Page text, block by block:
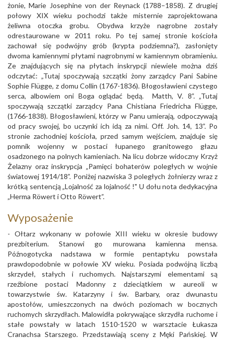
żonie, Marie Josephine von der Reynack (1788–1858). Z drugiej
połowy XIX wieku pochodzi także misternie zaprojektowana
żeliwna otoczka grobu. Obydwa krzyże nagrobne zostały
odrestaurowane w 2011 roku. Po tej samej stronie kościoła
zachował się podwójny grób (krypta podziemna?), zasłonięty
dwoma kamiennymi płytami nagrobnymi w kamiennym obramieniu.
Ze znajdujących się na płytach inskrypcji niewiele można dziś
odczytać: „Tutaj spoczywają szczątki żony zarządcy Pani Sabine
Sophie Flügge, z domu Collin (1767-1836). Błogosławieni czystego
serca, albowiem oni Boga oglądać będą. Matth, V. 8”. „Tutaj
spoczywają szczątki zarządcy Pana Chistiana Friedricha Flügge,
(1766-1838). Błogosławieni, którzy w Panu umierają, odpoczywają
od pracy swojej, bo uczynki ich idą za nimi. Off. Joh. 14, 13”. Po
stronie zachodniej kościoła, przed samym wejściem, znajduje się
pomnik wojenny w postaci łupanego granitowego głazu
osadzonego na polnych kamieniach. Na licu dobrze widoczny Krzyż
Żelazny oraz inskrypcja „Pamięci bohaterów poległych w wojnie
światowej 1914/18”. Poniżej nazwiska 3 poległych żołnierzy wraz z
krótką sentencją „Lojalność za lojalność !" U dołu nota dedykacyjna
„Herma Röwert i Otto Röwert”.
Wyposażenie
- Ołtarz wykonany w połowie XIII wieku w okresie budowy
prezbiterium. Stanowi go murowana kamienna mensa.
Późnogotycka nadstawa w formie pentaptyku powstała
prawdopodobnie w połowie XV wieku. Posiada podwójną liczbą
skrzydeł, stałych i ruchomych. Najstarszymi elementami są
rzeźbione postaci Madonny z dzieciątkiem w aureoli w
towarzystwie św. Katarzyny i św. Barbary, oraz dwunastu
apostołów, umieszczonych na dwóch poziomach w bocznych
ruchomych skrzydłach. Malowidła pokrywające skrzydła ruchome i
stałe powstały w latach 1510-1520 w warsztacie Łukasza
Cranachsa Starszego. Przedstawiają sceny z Męki Pańskiej. W